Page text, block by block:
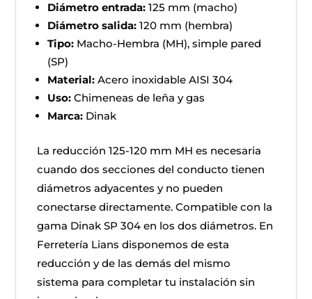
Diámetro entrada: 125 mm (macho)
Diámetro salida: 120 mm (hembra)
Tipo: Macho-Hembra (MH), simple pared
(SP)
Material: Acero inoxidable AISI 304
Uso: Chimeneas de leña y gas
Marca: Dinak
La reducción 125-120 mm MH es necesaria
cuando dos secciones del conducto tienen
diámetros adyacentes y no pueden
conectarse directamente. Compatible con la
gama Dinak SP 304 en los dos diámetros. En
Ferretería Lians disponemos de esta
reducción y de las demás del mismo
sistema para completar tu instalación sin